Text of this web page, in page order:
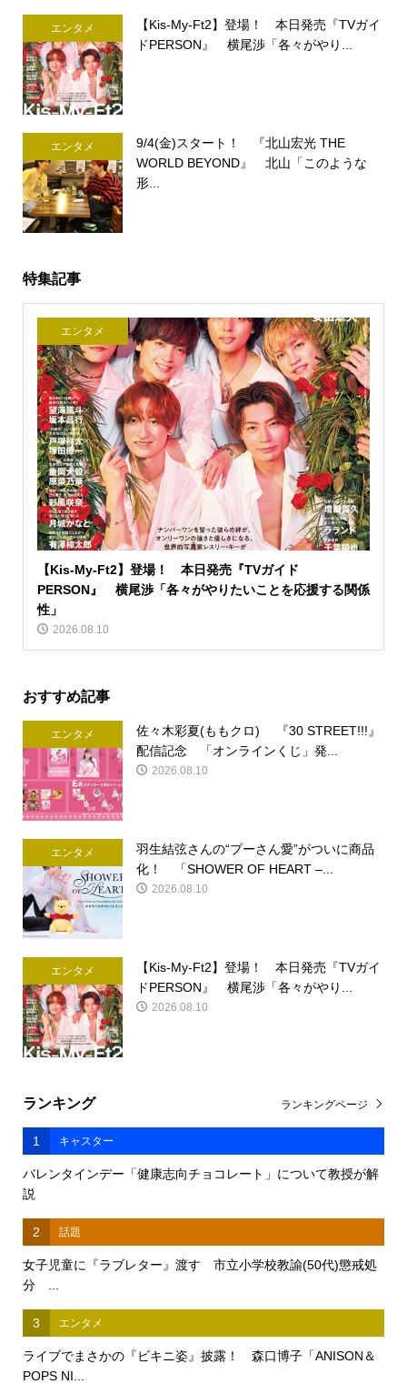
エンタメ
【Kis-My-Ft2】登場！ 本日発売『TVガイ
ドPERSON』 横尾渉「各々がやり...
エンタメ
9/4(金)スタート！ 『北山宏光 THE
WORLD BEYOND』 北山「このような
形...
特集記事
エンタメ
【Kis-My-Ft2】登場！ 本日発売『TVガイド
PERSON』 横尾渉「各々がやりたいことを応援する関係
性」
2026.08.10
おすすめ記事
エンタメ
佐々木彩夏(ももクロ) 『30 STREET!!!』
配信記念 「オンラインくじ」発...
2026.08.10
エンタメ
羽生結弦さんの“プーさん愛”がついに商品
化！ 「SHOWER OF HEART –...
2026.08.10
エンタメ
【Kis-My-Ft2】登場！ 本日発売『TVガイ
ドPERSON』 横尾渉「各々がやり...
2026.08.10
ランキング
1 キャスター
バレンタインデー「健康志向チョコレート」について教授が解
説
2 話題
女子児童に『ラブレター』渡す 市立小学校教諭(50代)懲戒処
分 ...
3 エンタメ
ライブでまさかの『ビキニ姿』披露！ 森口博子「ANISON＆
POPS NI...
ランキングページ